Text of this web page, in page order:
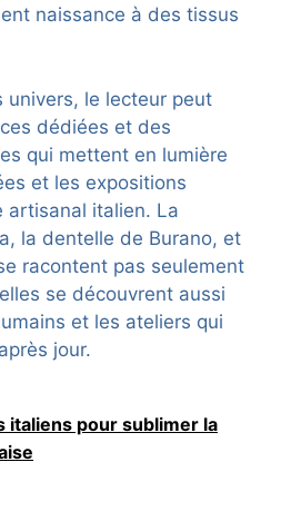
naissance à des tissus
univers, le lecteur peut
dédiées et des
qui mettent en lumière
et les expositions
artisanal italien. La
la dentelle de Burano, et
racontent pas seulement
se découvrent aussi
et les ateliers qui
jour.
italiens pour sublimer la